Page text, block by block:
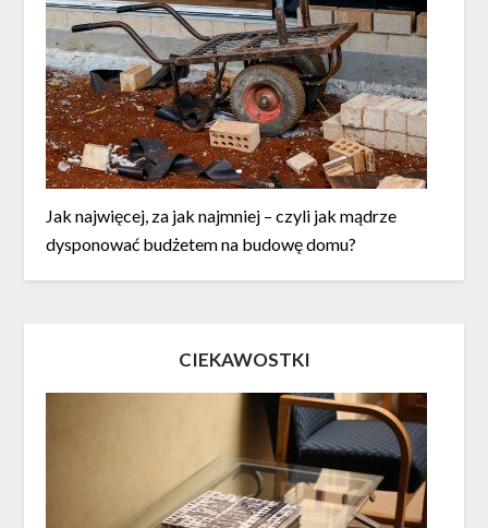
Jak najwięcej, za jak najmniej – czyli jak mądrze
dysponować budżetem na budowę domu?
CIEKAWOSTKI